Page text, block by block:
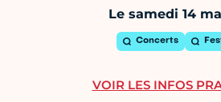
Le samedi 14
Concerts
VOIR LES INFOS